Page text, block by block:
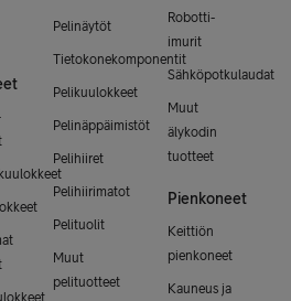
Pelinäytöt
Tietokonekomponentit
Pelikuulokkeet
Pelinäppäimistöt
Pelihiiret
Pelihiirimatot
Pelituolit
Muut
pelituotteet
Robotti-
imurit
Sähköpotkulaudat
Muut
älykodin
tuotteet
Pienkoneet
Keittiön
pienkoneet
Kauneus ja